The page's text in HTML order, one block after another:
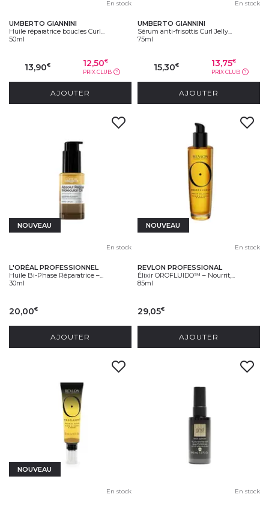
En stock
UMBERTO GIANNINI
Huile réparatrice boucles Curl...
50ml
13,90€ 12,50€
PRIX CLUB ?
AJOUTER
En stock
UMBERTO GIANNINI
Sérum anti-frisottis Curl Jelly...
75ml
15,30€ 13,75€
PRIX CLUB ?
AJOUTER
NOUVEAU
En stock
L'ORÉAL PROFESSIONNEL
Huile Bi-Phase Réparatrice –...
30ml
20,00€
AJOUTER
NOUVEAU
En stock
REVLON PROFESSIONAL
Élixir OROFLUIDO™ – Nourrit,...
85ml
29,05€
AJOUTER
NOUVEAU
En stock En stock